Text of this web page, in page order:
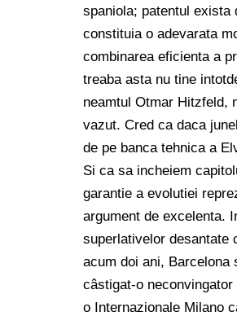
spaniola; patentul exista
constituia o adevarata
combinarea eficienta a
treaba asta nu tine
neamtul Otmar Hitzfeld,
vazut. Cred ca daca
de pe banca tehnica a
Si ca sa incheiem
garantie a evolutiei
argument de excelenta.
superlativelor desantate
acum doi ani, Barcelona
câstigat-o
o Internazionale Milano